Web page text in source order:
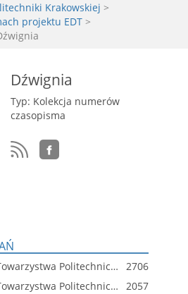
Krakowskiej >
projektu EDT >
Dźwignia
Typ: Kolekcja numerów
czasopisma
Dźwignia : Organ Towarzystwa Politechnicznego we Lwowie wychodzi dnia 20. każdego miesiąca, R.6 Nr 12
2706
Dźwignia : Organ Towarzystwa Politechnicznego we Lwowie wychodzi dnia 20. każdego miesiąca, R.6 Nr 6
2057